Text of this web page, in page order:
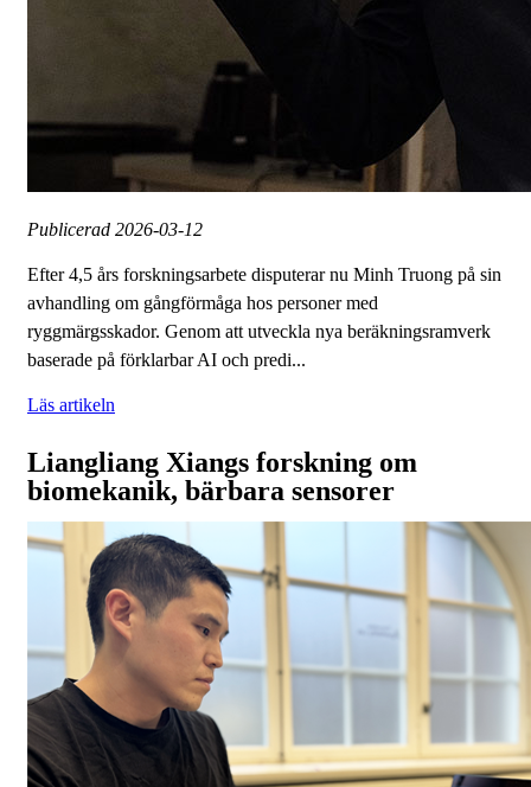
Publicerad 2026-03-12
Efter 4,5 års forskningsarbete disputerar nu Minh Truong på sin
avhandling om gångförmåga hos personer med
ryggmärgsskador. Genom att utveckla nya beräkningsramverk
baserade på förklarbar AI och predi...
Läs artikeln
Liangliang Xiangs forskning om
biomekanik, bärbara sensorer